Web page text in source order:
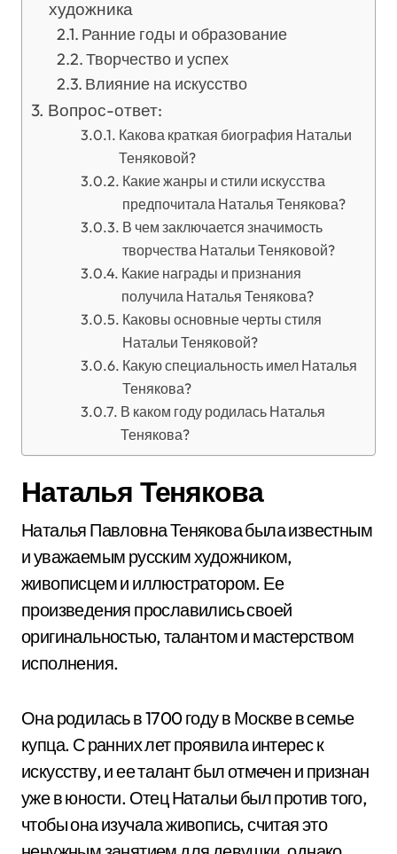
художника
Ранние годы и образование
Творчество и успех
Влияние на искусство
Вопрос-ответ:
Какова краткая биография Натальи
Теняковой?
Какие жанры и стили искусства
предпочитала Наталья Тенякова?
В чем заключается значимость
творчества Натальи Теняковой?
Какие награды и признания
получила Наталья Тенякова?
Каковы основные черты стиля
Натальи Теняковой?
Какую специальность имел Наталья
Тенякова?
В каком году родилась Наталья
Тенякова?
Наталья Тенякова
Наталья Павловна Тенякова была известным
и уважаемым русским художником,
живописцем и иллюстратором. Ее
произведения прославились своей
оригинальностью, талантом и мастерством
исполнения.
Она родилась в 1700 году в Москве в семье
купца. С ранних лет проявила интерес к
искусству, и ее талант был отмечен и признан
уже в юности. Отец Натальи был против того,
чтобы она изучала живопись, считая это